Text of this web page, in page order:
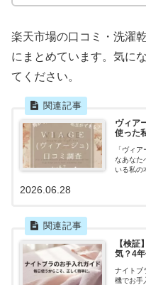
楽天市場の口コミ・洗濯
にまとめています。気に
てください。
ヴィア
使った
「ヴィ
なあなた
いる私の
2026.06.28
【検
気？4
ナイトブ
機でお手